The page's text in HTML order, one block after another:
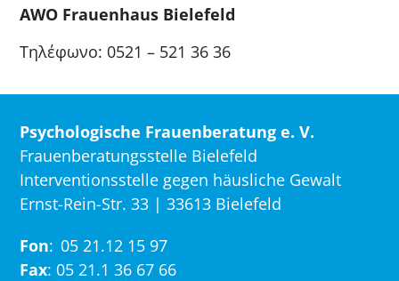
AWO Frauenhaus Bielefeld
Τηλέφωνο: 0521 – 521 36 36
Psychologische Frauenberatung e. V.
Frauenberatungsstelle Bielefeld
Interventionsstelle gegen häusliche Gewalt
Ernst-Rein-Str. 33 | 33613 Bielefeld
Fon: 05 21.12 15 97
Fax: 05 21.1 36 67 66